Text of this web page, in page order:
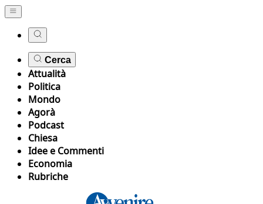
Cerca
Attualità
Politica
Mondo
Agorà
Podcast
Chiesa
Idee e Commenti
Economia
Rubriche